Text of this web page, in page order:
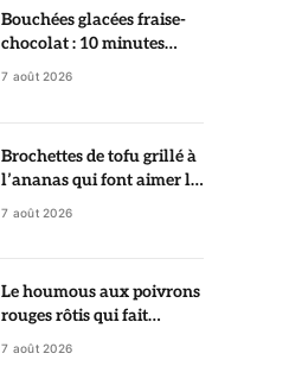
Bouchées glacées fraise-
chocolat : 10 minutes
suffisent pour préparer ce
7 août 2026
Brochettes de tofu grillé à
l’ananas qui font aimer le
tofu dès la première
7 août 2026
Le houmous aux poivrons
rouges rôtis qui fait
sensation à tous les apéros
7 août 2026